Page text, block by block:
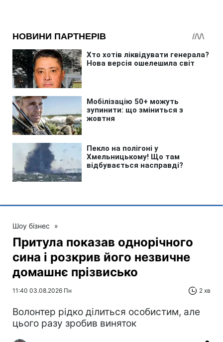
Шоу бізнес »
Притула показав однорічного
сина і розкрив його незвичне
домашнє прізвисько
11:40 03.08.2026 Пн 2 хв
Волонтер рідко ділиться особистим, але
цього разу зробив виняток